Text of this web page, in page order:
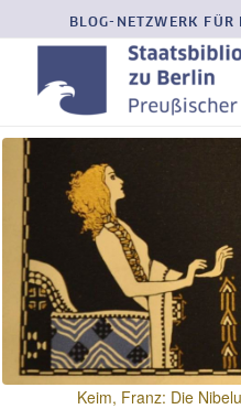
BLOG-NETZWERK FÜR
Keim, Franz: Die